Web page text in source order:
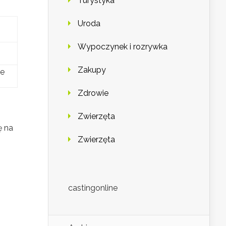
na
Uroda
Wypoczynek i rozrywka
Zakupy
Zdrowie
Zwierzęta
Zwierzęta
castingonline